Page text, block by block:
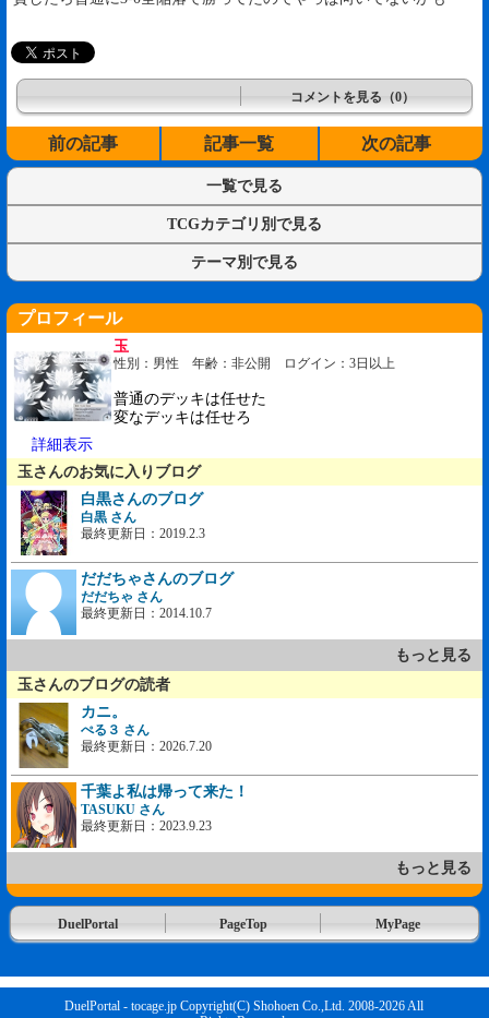
コメントを見る（0）
前の記事 記事一覧 次の記事
一覧で見る
TCGカテゴリ別で見る
テーマ別で見る
プロフィール
詳細表示
玉
性別：男性 年齢：非公開 ログイン：3日以上
普通のデッキは任せた
変なデッキは任せろ
玉さんのお気に入りブログ
白黒さんのブログ
白黒 さん
最終更新日：2019.2.3
だだちゃさんのブログ
だだちゃ さん
最終更新日：2014.10.7
もっと見る
玉さんのブログの読者
カニ。
ぺる３ さん
最終更新日：2026.7.20
千葉よ私は帰って来た！
TASUKU さん
最終更新日：2023.9.23
もっと見る
DuelPortal PageTop MyPage
DuelPortal - tocage.jp Copyright(C) Shohoen Co.,Ltd. 2008-2026 All